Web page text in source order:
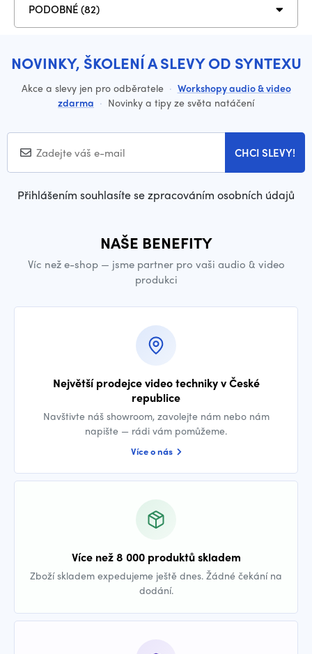
PODOBNÉ (82)
NOVINKY, ŠKOLENÍ A SLEVY OD SYNTEXU
Akce a slevy jen pro odběratele · Workshopy audio & video
zdarma · Novinky a tipy ze světa natáčení
CHCI SLEVY!
Přihlášením souhlasíte se zpracováním osobních údajů
NAŠE BENEFITY
Víc než e-shop — jsme partner pro vaši audio & video
produkci
Největší prodejce video techniky v České
republice
Navštivte náš showroom, zavolejte nám nebo nám
napište — rádi vám pomůžeme.
Více o nás
Více než 8 000 produktů skladem
Zboží skladem expedujeme ještě dnes. Žádné čekání na
dodání.